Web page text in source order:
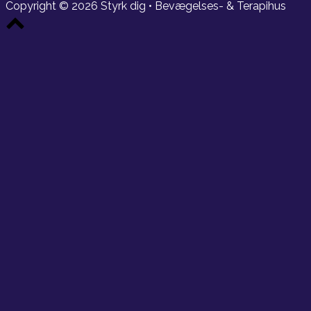
Copyright © 2026 Styrk dig • Bevægelses- & Terapihus
Scroll
to